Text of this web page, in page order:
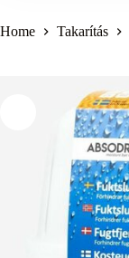
Home Takarítás